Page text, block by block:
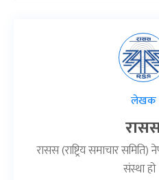
लेखक
रासस (राष्ट्रिय समाचार
संस्था हो